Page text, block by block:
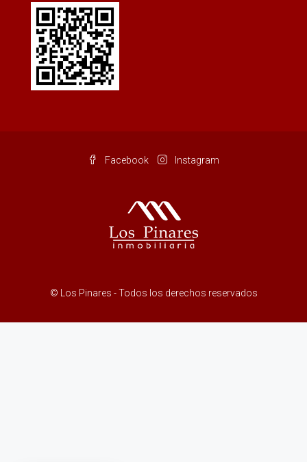
Facebook Instagram
© Los Pinares - Todos los derechos reservados